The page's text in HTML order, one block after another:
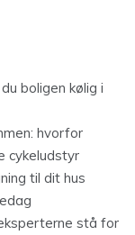
boligen kølig i
hvorfor
cykeludstyr
til dit hus
stå for